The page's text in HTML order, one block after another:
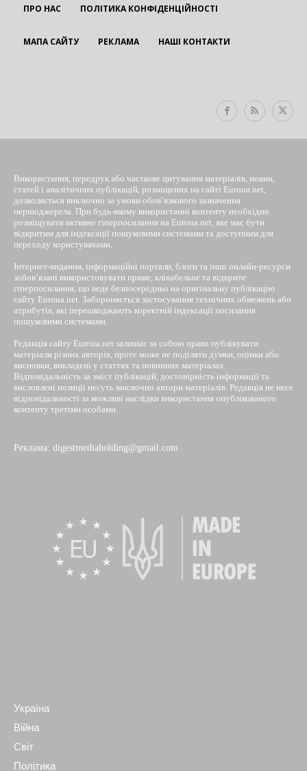
ПРО НАС ПОЛІТИКА КОНФІДЕНЦІЙНОСТІ
МАПА САЙТУ РЕКЛАМА НАШІ КОНТАКТИ
Використання, передрук або часткове цитування матеріалів, новин,
статей і аналітичних публікацій, розміщених на сайті Euroua.net,
дозволяється виключно за умови обов’язкового зазначення
першоджерела. При будь-якому використанні контенту необхідно
розміщувати активне гіперпосилання на Euroua.net, яке має бути
відкритим для індексації пошуковими системами та доступним для
переходу користувачами.
Інтернет-видання, інформаційні портали, блоги та інші онлайн-ресурси
зобов’язані використовувати пряме, клікабельне та відкрите
гіперпосилання, що веде безпосередньо на оригінальну публікацію
сайту Euroua.net. Забороняється застосування технічних обмежень або
атрибутів, які перешкоджають коректній індексації посилання
пошуковими системами.
Редакція сайту Euroua.net залишає за собою право публікувати
матеріали різних авторів, проте може не поділяти думки, оцінки або
висновки, викладені у статтях та новинних матеріалах.
Відповідальність за зміст публікацій, достовірність інформації та
висловлені позиції несуть виключно автори матеріалів. Редакція не несе
відповідальності за можливі наслідки використання опублікованого
контенту третіми особами.
Реклама: digestmediaholding@gmail.com
Україна
Війна
Світ
Політика